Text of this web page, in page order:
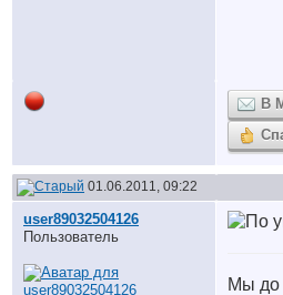
В
01.06.2011, 09:22
user89032504126
Пользователь
Мы до